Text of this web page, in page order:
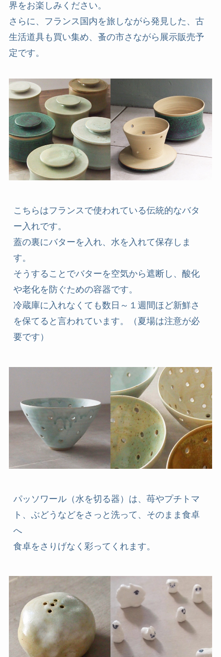
界をお楽しみください。
さらに、フランス国内を旅しながら発見した、古
生活道具も買い集め、蚤の市さながら展示販売予
定です。
こちらはフランスで使われている伝統的なバタ
ー入れです。
蓋の裏にバターを入れ、水を入れて保存しま
す。
そうすることでバターを空気から遮断し、酸化
や老化を防ぐための容器です。
冷蔵庫に入れなくても数日～１週間ほど新鮮さ
を保てると言われています。（夏場は注意が必
要です）
パッソワール（水を切る器）は、苺やプチトマ
ト、ぶどうなどをさっと洗って、そのまま食卓
へ
食卓をさりげなく彩ってくれます。